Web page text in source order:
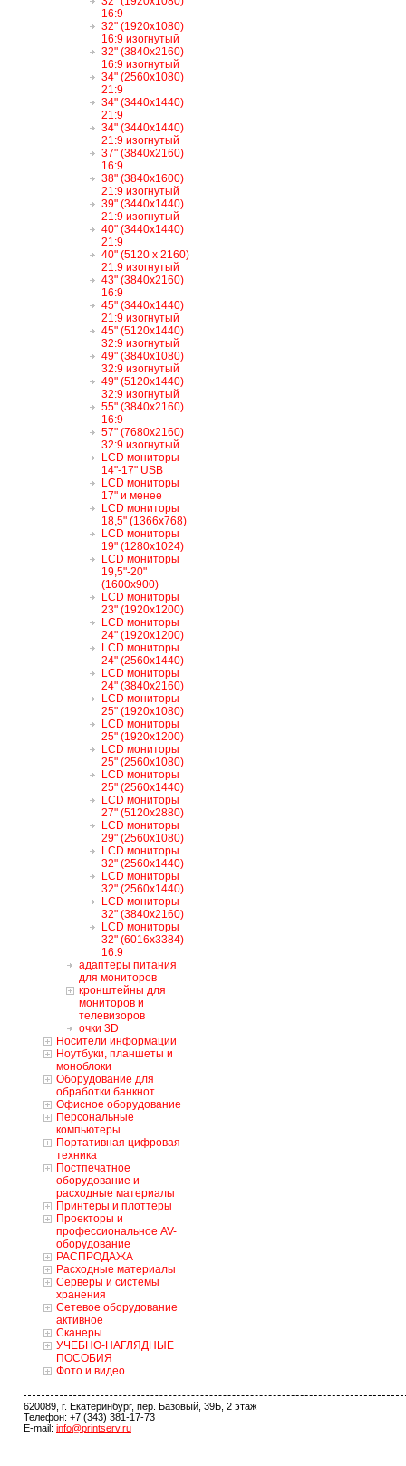
16:9
32" (1920x1080)
16:9 изогнутый
32" (3840x2160)
16:9 изогнутый
34" (2560x1080)
21:9
34" (3440x1440)
21:9
34" (3440x1440)
21:9 изогнутый
37" (3840x2160)
16:9
38" (3840x1600)
21:9 изогнутый
39" (3440x1440)
21:9 изогнутый
40" (3440x1440)
21:9
40" (5120 x 2160)
21:9 изогнутый
43" (3840x2160)
16:9
45" (3440x1440)
21:9 изогнутый
45" (5120x1440)
32:9 изогнутый
49" (3840x1080)
32:9 изогнутый
49" (5120x1440)
32:9 изогнутый
55" (3840x2160)
16:9
57" (7680x2160)
32:9 изогнутый
LCD мониторы
14"-17" USB
LCD мониторы
17" и менее
LCD мониторы
18,5" (1366x768)
LCD мониторы
19" (1280x1024)
LCD мониторы
19,5"-20"
(1600x900)
LCD мониторы
23" (1920x1200)
LCD мониторы
24" (1920x1200)
LCD мониторы
24" (2560x1440)
LCD мониторы
24" (3840x2160)
LCD мониторы
25" (1920x1080)
LCD мониторы
25" (1920x1200)
LCD мониторы
25" (2560x1080)
LCD мониторы
25" (2560x1440)
LCD мониторы
27" (5120x2880)
LCD мониторы
29" (2560x1080)
LCD мониторы
32" (2560x1440)
LCD мониторы
32" (2560x1440)
LCD мониторы
32" (3840x2160)
LCD мониторы
32" (6016x3384)
16:9
адаптеры питания
для мониторов
кронштейны для
мониторов и
телевизоров
очки 3D
Носители информации
Ноутбуки, планшеты и
моноблоки
Оборудование для
обработки банкнот
Офисное оборудование
Персональные
компьютеры
Портативная цифровая
техника
Постпечатное
оборудование и
расходные материалы
Принтеры и плоттеры
Проекторы и
профессиональное AV-
оборудование
РАСПРОДАЖА
Расходные материалы
Серверы и системы
хранения
Сетевое оборудование
активное
Сканеры
УЧЕБНО-НАГЛЯДНЫЕ
ПОСОБИЯ
Фото и видео
620089, г. Екатеринбург, пер. Базовый, 39Б, 2 этаж
Телефон: +7 (343) 381-17-73
E-mail: info@printserv.ru